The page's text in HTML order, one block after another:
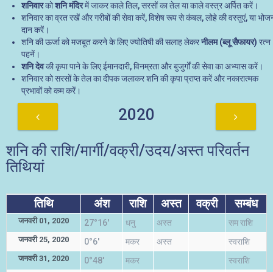
शनिवारकोशनि मंदिरमें जाकर काले तिल, सरसों का तेल या काले वस्त्र अर्पित करें।
शनिवार का व्रत रखें और गरीबों की सेवा करें, विशेष रूप से कंबल, लोहे की वस्तुएं, या
दान करें।
शनि की ऊर्जा को मजबूत करने के लिए ज्योतिषी की सलाह लेकरनीलम (ब्लू सैफायर) रत्न
पहनें।
शनि देवकी कृपा पाने के लिए ईमानदारी, विनम्रता और बुजुर्गों की सेवा का अभ्यास करें।
शनिवार को सरसों के तेल का दीपक जलाकर शनि की कृपा प्राप्त करें और नकारात्मक
प्रभावों को कम करें।
2020
शनि की राशि/मार्गी/वक्री/उदय/अस्त परिवर्तन
तिथियां
तिथि अंश राशि अस्त वक्री सम्बंध
जनवरी 01, 2020 27°16' धनु अस्त सम राशि
जनवरी 25, 2020 0°6' मकर अस्त स्वराशि
जनवरी 31, 2020 0°48' मकर स्वराशि